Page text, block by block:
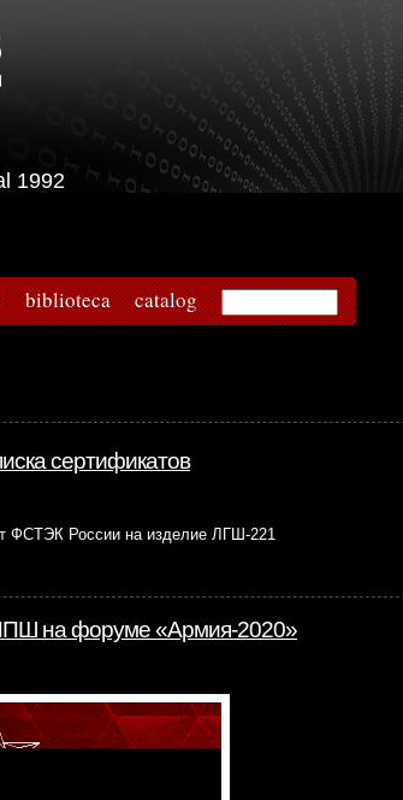
1992
biblioteca catalog
сертификатов
ФСТЭК России на изделие ЛГШ-221
на форуме «Армия-2020»